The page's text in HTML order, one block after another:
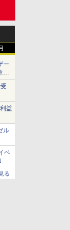
ー
氏
益
ル
ベ
る